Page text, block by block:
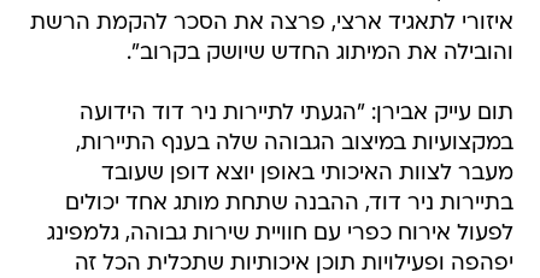
איזורי לתאגיד ארצי, פרצה את הסכר להקמת הרשת
והובילה את המיתוג החדש שיושק בקרוב".
תום עייק אבירן: "הגעתי לתיירות ניר דוד הידועה
במקצועיות במיצוב הגבוהה שלה בענף התיירות,
מעבר לצוות האיכותי באופן יוצא דופן שעובד
בתיירות ניר דוד, ההבנה שתחת מותג אחד יכולים
לפעול אירוח כפרי עם חוויית שירות גבוהה, גלמפינג
יפהפה ופעילויות תוכן איכותיות שתכלית הכל זה